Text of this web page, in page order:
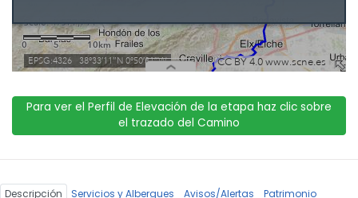
Para ver el Perfil de Elevación de la etapa haz clic sobre
el trazado del Camino
Descripción Servicios y Albergues Avisos/Alertas Patrimonio